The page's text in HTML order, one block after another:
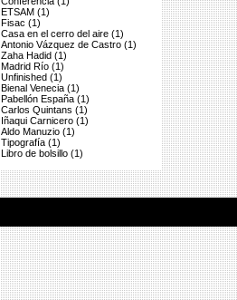
ETSAM (1)
Fisac (1)
Casa en el cerro del aire (1)
Antonio Vázquez de Castro (1)
Zaha Hadid (1)
Madrid Río (1)
Unfinished (1)
Bienal Venecia (1)
Pabellón España (1)
Carlos Quintans (1)
Iñaqui Carnicero (1)
Aldo Manuzio (1)
Tipografía (1)
Libro de bolsillo (1)